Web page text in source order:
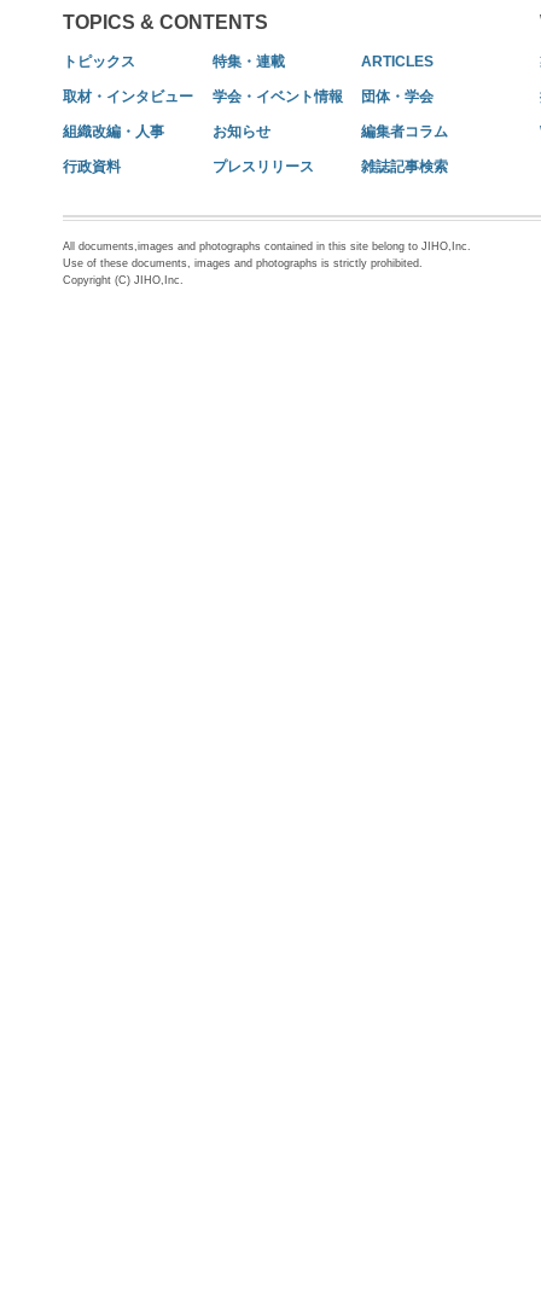
TOPICS & CONTENTS
トピックス 特集・連載 ARTICLES
取材・インタビュー 学会・イベント情報 団体・学会
組織改編・人事 お知らせ 編集者コラム
行政資料 プレスリリース 雑誌記事検索
All documents,images and photographs contained in this site belong to JIHO,Inc.
Use of these documents, images and photographs is strictly prohibited.
Copyright (C) JIHO,Inc.